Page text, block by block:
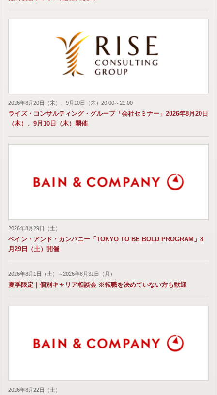
2026年8月20日（木）、9月10日（木）20:00～21:00
ライズ・コンサルティング・グループ「会社セミナー」2026年8月20日
（木）、9月10日（木）開催
2026年8月29日（土）
ベイン・アンド・カンパニー「TOKYO TO BE BOLD PROGRAM」8
月29日（土）開催
2026年8月1日（土）～2026年8月31日（月）
夏季限定｜個別キャリア相談会 ※転職を決めていない方も歓迎
2026年8月22日（土）